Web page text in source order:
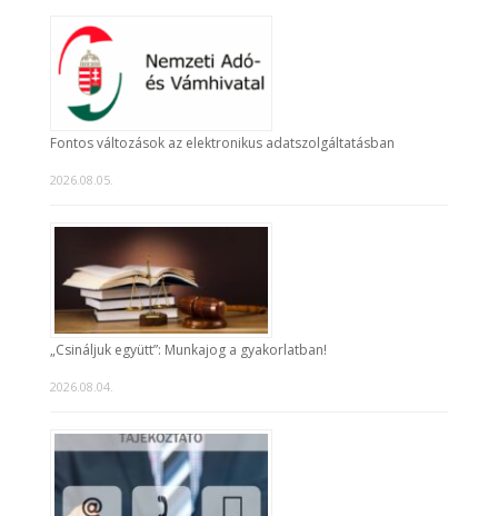
Fontos változások az elektronikus adatszolgáltatásban
2026.08.05.
„Csináljuk együtt”: Munkajog a gyakorlatban!
2026.08.04.